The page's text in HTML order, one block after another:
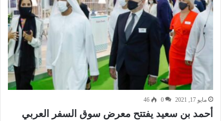
مايو 17, 2021 0
46
أحمد بن سعيد يفتتح معرض سوق السفر العربي